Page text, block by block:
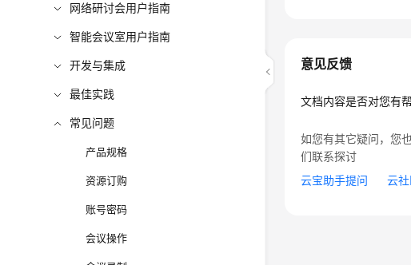
网络研讨会用户指南
智能会议室用户指南
开发与集成
最佳实践
常见问题
产品规格
资源订购
账号密码
会议操作
意见反馈
文档内容是否对您有帮
如您有其它疑问，您
们联系探讨
云宝助手提问
云